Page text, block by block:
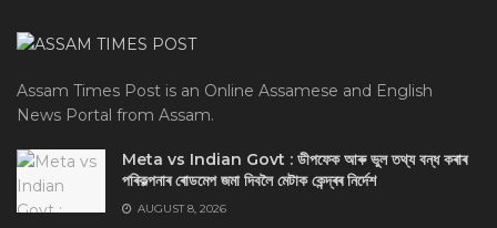
Assam Times Post is an Online Assamese and English
News Portal from Assam.
Meta vs Indian Govt : ডীপফেক আৰু ভুল তথ্য বন্ধ কৰাৰ
পৰিকল্পনাৰ ৰোডমেপ জমা দিবলৈ মেটাক কেন্দ্ৰৰ নিৰ্দেশ
AUGUST 8, 2026